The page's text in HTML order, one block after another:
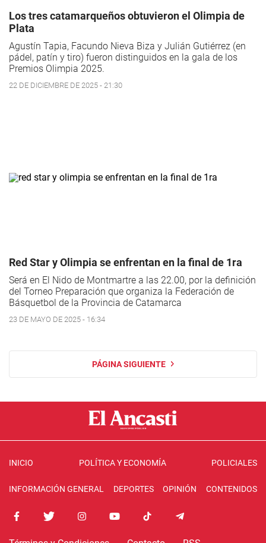
Los tres catamarqueños obtuvieron el Olimpia de
Plata
Agustín Tapia, Facundo Nieva Biza y Julián Gutiérrez (en
pádel, patín y tiro) fueron distinguidos en la gala de los
Premios Olimpia 2025.
22 DE DICIEMBRE DE 2025 - 21:30
Red Star y Olimpia se enfrentan en la final de 1ra
Será en El Nido de Montmartre a las 22.00, por la definición
del Torneo Preparación que organiza la Federación de
Básquetbol de la Provincia de Catamarca
23 DE MAYO DE 2025 - 16:34
PÁGINA SIGUIENTE
INICIO POLÍTICA Y ECONOMÍA POLICIALES
INFORMACIÓN GENERAL DEPORTES OPINIÓN CONTENIDOS